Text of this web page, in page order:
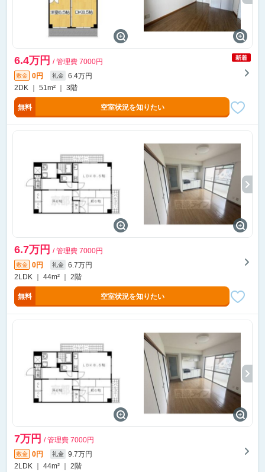
6.4万円 / 管理費 7000円
敷金 0円 礼金
6.4万円
2DK ｜ 51m² ｜ 3階
無料 空室状況を知りたい
6.7万円 / 管理費 7000円
敷金 0円 礼金
6.7万円
2LDK ｜ 44m² ｜ 2階
無料 空室状況を知りたい
7万円 / 管理費 7000円
敷金 0円 礼金
9.7万円
2LDK ｜ 44m² ｜ 2階